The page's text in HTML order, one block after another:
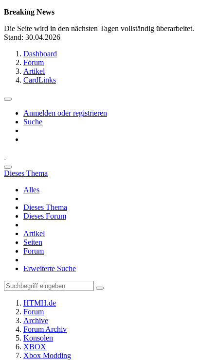
Breaking News
Die Seite wird in den nächsten Tagen vollständig überarbeitet.
Stand: 30.04.2026
Dashboard
Forum
Artikel
CardLinks
Anmelden oder registrieren
Suche
Dieses Thema
Alles
Dieses Thema
Dieses Forum
Artikel
Seiten
Forum
Erweiterte Suche
HTMH.de
Forum
Archive
Forum Archiv
Konsolen
XBOX
Xbox Modding